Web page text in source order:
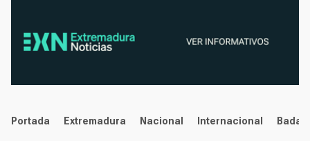
noticias
Portada Extremadura Nacional Internacional